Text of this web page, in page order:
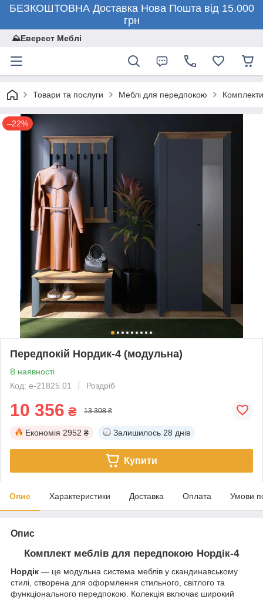
БЕЗКОШТОВНА Доставка Нова Пошта від 15.000
грн
⛰️Еверест Меблі
Товари та послуги Меблі для передпокою
–22%
Передпокій Нордик-4 (модульна)
В наявності
Код: е-21825.01
Роздріб
10 356 ₴ 13 308 ₴
Економія 2952 ₴ Залишилось 28 днів
Купити
Опис Характеристики Доставка Оплата Умови
Опис
Комплект меблів для передпокою Нордік-4
Нордік — це модульна система меблів у скандинавському
стилі, створена для оформлення стильного, світлого та
функціонального передпокою. Колекція включає широкий